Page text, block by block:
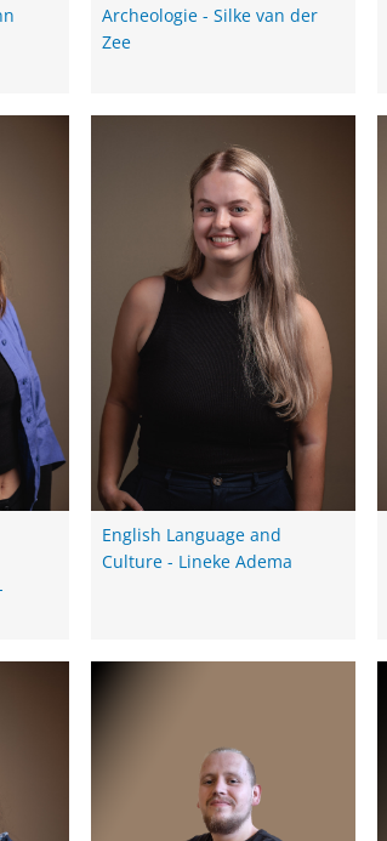
Archeologie - Silke van der
Zee
English Language and
Culture - Lineke Adema